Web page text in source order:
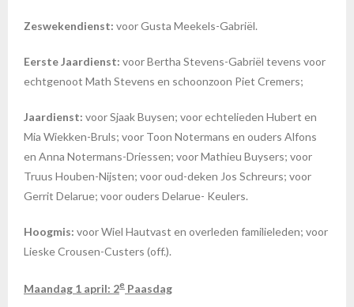
Zeswekendienst: voor Gusta Meekels-Gabriël.
Eerste Jaardienst: voor Bertha Stevens-Gabriël tevens voor
echtgenoot Math Stevens en schoonzoon Piet Cremers;
Jaardienst: voor Sjaak Buysen; voor echtelieden Hubert en
Mia Wiekken-Bruls; voor Toon Notermans en ouders Alfons
en Anna Notermans-Driessen; voor Mathieu Buysers; voor
Truus Houben-Nijsten; voor oud-deken Jos Schreurs; voor
Gerrit Delarue; voor ouders Delarue- Keulers.
Hoogmis: voorWiel Hautvast en overleden familieleden; voor
Lieske Crousen-Custers (off.).
Maandag 1 april: 2e Paasdag